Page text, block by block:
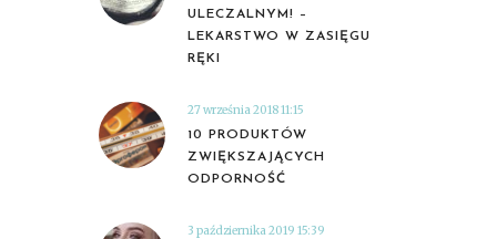
ULECZALNYM! –
LEKARSTWO W ZASIĘGU
RĘKI
27 września 2018 11:15
10 PRODUKTÓW
ZWIĘKSZAJĄCYCH
ODPORNOŚĆ
3 października 2019 15:39